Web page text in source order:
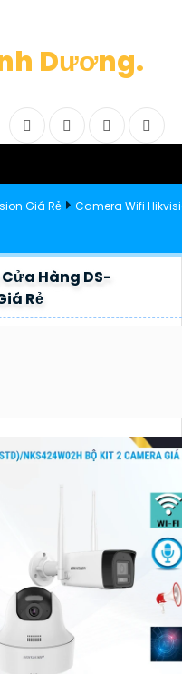
Dương.
FacebookTwitter Instagram
Giá Rẻ
Camera Wifi
Hàng DS-
Rẻ